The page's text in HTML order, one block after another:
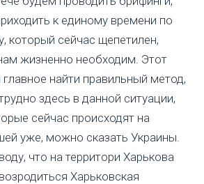
к единому времени по
который сейчас щепетилен,
жизненно необходим. Этот
найти правильный метод,
здесь в данной ситуации,
сейчас происходят на
уже, можно сказать Украины.
что на территори Харькова
Харьковская